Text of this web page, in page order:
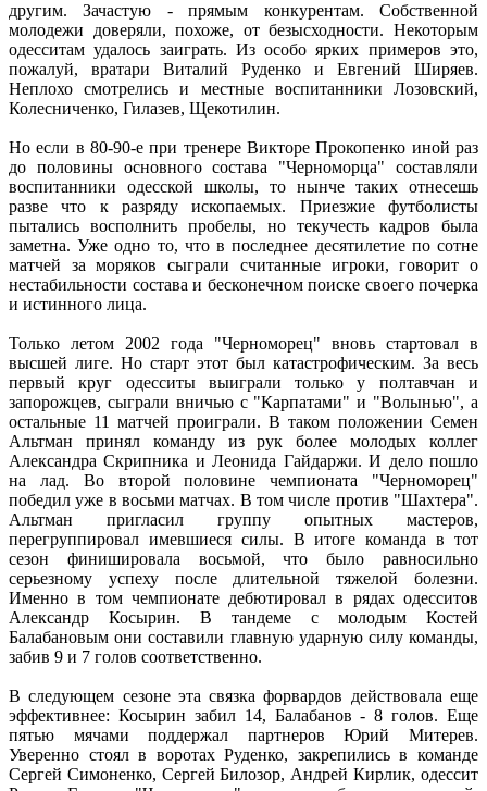
другим. Зачастую - прямым конкурентам. Собственной
молодежи доверяли, похоже, от безысходности. Некоторым
одесситам удалось заиграть. Из особо ярких примеров это,
пожалуй, вратари Виталий Руденко и Евгений Ширяев.
Неплохо смотрелись и местные воспитанники Лозовский,
Колесниченко, Гилазев, Щекотилин.
Но если в 80-90-е при тренере Викторе Прокопенко иной раз
до половины основного состава "Черноморца" составляли
воспитанники одесской школы, то нынче таких отнесешь
разве что к разряду ископаемых. Приезжие футболисты
пытались восполнить пробелы, но текучесть кадров была
заметна. Уже одно то, что в последнее десятилетие по сотне
матчей за моряков сыграли считанные игроки, говорит о
нестабильности состава и бесконечном поиске своего почерка
и истинного лица.
Только летом 2002 года "Черноморец" вновь стартовал в
высшей лиге. Но старт этот был катастрофическим. За весь
первый круг одесситы выиграли только у полтавчан и
запорожцев, сыграли вничью с "Карпатами" и "Волынью", а
остальные 11 матчей проиграли. В таком положении Семен
Альтман принял команду из рук более молодых коллег
Александра Скрипника и Леонида Гайдаржи. И дело пошло
на лад. Во второй половине чемпионата "Черноморец"
победил уже в восьми матчах. В том числе против "Шахтера".
Альтман пригласил группу опытных мастеров,
перегруппировал имевшиеся силы. В итоге команда в тот
сезон финишировала восьмой, что было равносильно
серьезному успеху после длительной тяжелой болезни.
Именно в том чемпионате дебютировал в рядах одесситов
Александр Косырин. В тандеме с молодым Костей
Балабановым они составили главную ударную силу команды,
забив 9 и 7 голов соответственно.
В следующем сезоне эта связка форвардов действовала еще
эффективнее: Косырин забил 14, Балабанов - 8 голов. Еще
пятью мячами поддержал партнеров Юрий Митерев.
Уверенно стоял в воротах Руденко, закрепились в команде
Сергей Симоненко, Сергей Билозор, Андрей Кирлик, одессит